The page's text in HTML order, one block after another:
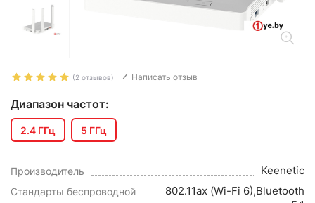
(2 отзывов) Написать отзыв
Диапазон частот:
2.4 ГГц 5 ГГц
Производитель Keenetic
Стандарты беспроводной
802.11ax (Wi-Fi 6),Bluetooth